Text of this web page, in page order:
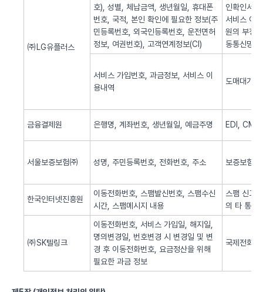
㈜LG유플러스
호), 성별, 체납금액, 생년월일, 휴대폰
번호, 국적, 본인 확인에 필요한 정보(주
민등록번호, 외국인등록번호, 운전면허
정보, 여권번호), 고객연계정보(CI)
인확인서
서비스 이
원의 부정
동통신망
서비스 가입번호, 과금정보, 서비스 이
용내역
도매대가
금융결제원 은행명, 계좌번호, 생년월일, 예금주명 EDI, CMS
서울보증보험㈜ 성명, 주민등록번호, 전화번호, 주소 보증보험
한국인터넷진흥원
이동전화번호, 스팸발신번호, 스팸수신
시간, 스팸메시지 내용
스팸 신고
의 타 통신
㈜SK텔링크
이동전화번호, 서비스 가입일, 해지일,
명의변경일, 번호변경 시 변경일 및 변
경 후 이동전화번호, 요금정산을 위해
필요한 과금 정보
국제전화